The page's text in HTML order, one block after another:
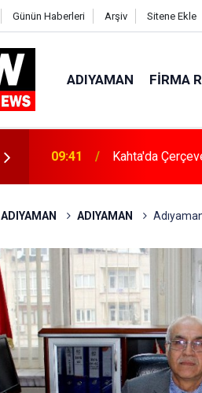
Günün Haberleri Arşiv Sitene Ekle
ADIYAMAN FIRMA
17:23 Halı Sahada
ADIYAMAN ADIYAMAN